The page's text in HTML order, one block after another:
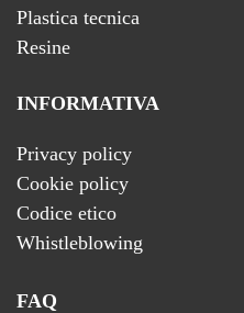
Plastica tecnica
Resine
INFORMATIVA
Privacy policy
Cookie policy
Codice etico
Whistleblowing
FAQ